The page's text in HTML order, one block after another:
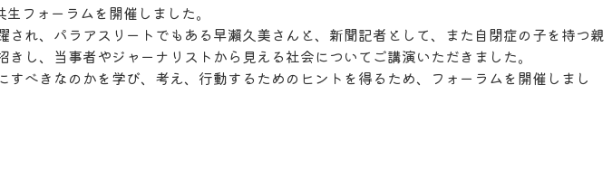
フォーラムを開催しました。
れ、パラアスリートでもある早瀨久美さんと、新聞記者として、また自閉症の子を持つ親
し、当事者やジャーナリストから見える社会についてご講演いただきました。
べきなのかを学び、考え、行動するためのヒントを得るため、フォーラムを開催しまし